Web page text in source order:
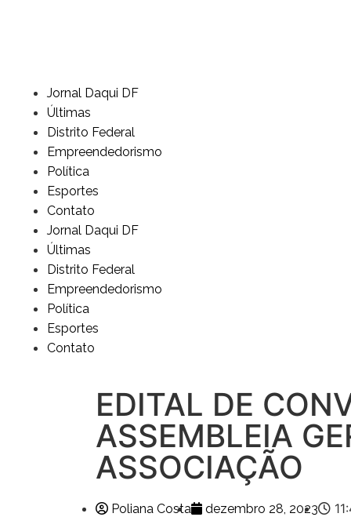
Jornal Daqui DF
Últimas
Distrito Federal
Empreendedorismo
Política
Esportes
Contato
Jornal Daqui DF
Últimas
Distrito Federal
Empreendedorismo
Política
Esportes
Contato
EDITAL DE
ASSEMBLEIA
ASSOCIAÇÃO
Poliana Costa dezembro 28, 2023